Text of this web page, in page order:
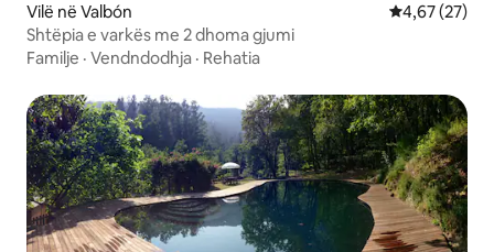
Vilë në Valbón Vlerësimi
4,67 (27)
Shtëpia e varkës me 2 dhoma gjumi
Familje · Vendndodhja · Rehatia